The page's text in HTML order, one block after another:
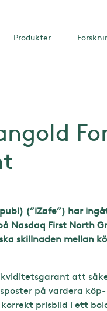
Produkter
(”iZafe”) har
Nasdaq First North
skillnaden mellan
att
på vardera
prisbild i ett